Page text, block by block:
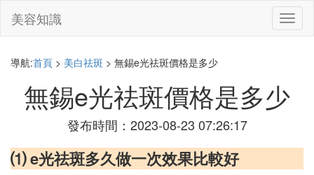
切
換
美容知識
導航:首頁 > 美白祛斑 > 無錫e光祛斑價格是多少
無錫e光祛斑價格是多少
發布時間：2023-08-23 07:26:17
⑴ e光祛斑多久做一次效果比較好